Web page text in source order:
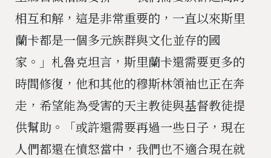
相互和解，這是非常重要的，一直以來斯里
蘭卡都是一個多元族群與文化並存的國
家。」札魯克坦言，斯里蘭卡還需要更多的
時間修復，他和其他的穆斯林領袖也正在奔
走，希望能為受害的天主教徒與基督教徒提
供幫助。「或許還需要再過一些日子，現在
人們都還在憤怒當中，我們也不適合現在就